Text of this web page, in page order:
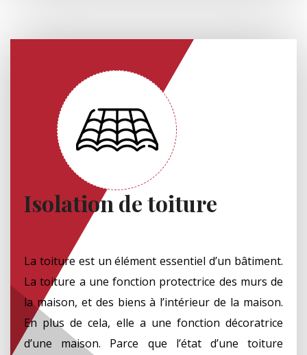
Isolation de toiture
La toiture est un élément essentiel d’un bâtiment.
La toiture a une fonction protectrice des murs de
la maison, et des biens à l’intérieur de la maison.
En plus de cela, elle a une fonction décoratrice
d’une maison. Parce que l’état d’une toiture